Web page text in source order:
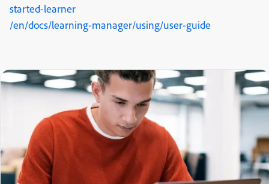
started-learner
/en/docs/learning-manager/using/user-guide